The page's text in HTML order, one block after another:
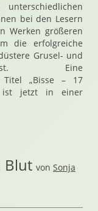
bei den Lesern
Werken größeren
die erfolgreiche
Grusel- und
Eine
Titel „Bisse – 17
ist jetzt in einer
Blut von Sonja